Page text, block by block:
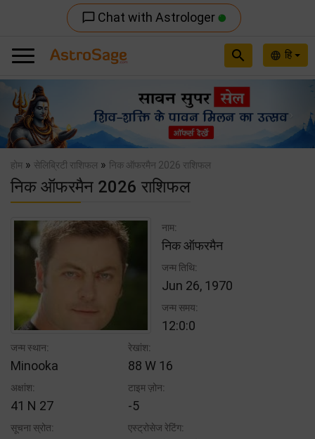
chat_bubble_outline Chat with Astrologer
language हि
search
Previous
होम » सेलिब्रिटी राशिफल » निक ऑफरमैन 2026 राशिफल
निक ऑफरमैन 2026 राशिफल
नाम:
निक ऑफरमैन
जन्म तिथि:
Jun 26, 1970
जन्म समय:
12:0:0
जन्म स्थान:
Minooka
रेखांश:
88 W 16
अक्षांश:
41 N 27
टाइम ज़ोन:
-5
सूचना स्रोत: एस्ट्रोसेज रेटिंग: